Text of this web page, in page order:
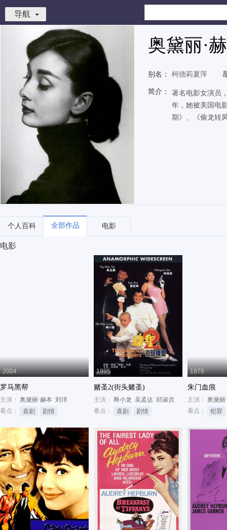
导航
奥黛丽·
别名： 柯德莉夏萍
简介：
著名电影女演员
年，她被美国电
期》、《偷龙转
个人百科 全部作品 电影
电影
2004
罗马黑帮
主演： 奥黛丽·赫本 刘洋
看点：
喜剧 剧情
1995
赌圣2(街头赌圣)
主演： 释小龙 吴孟达 邱淑贞
看点：
喜剧 剧情
1979
朱门血痕
主演： 奥黛丽
看点：
犯罪